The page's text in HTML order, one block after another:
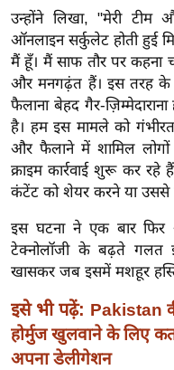
त
ऑ
टो
व
र्ल्ड
न्यू
ज
ब्री
म
नो
ज
न
ज
उन्होंने लिखा, "मेरी
ऑनलाइन सर्कुलेट होती हुई
मैं हूँ। मैं साफ तौर पर कहना
और मनगढ़ंत हैं। इस तरह के
फैलाना बेहद गैर-
है। हम इस मामले को
और फैलाने में शामिल
क्राइम कार्रवाई शुरू कर
कंटेंट को शेयर करने या
इस घटना ने एक बार
टेक्नोलॉजी के बढ़ते गलत
खासकर जब इसमें मशहूर
इसे भी पढ़ें: Pakistan
होर्मुज खुलवाने के लिए
अपना डेलीगेशन